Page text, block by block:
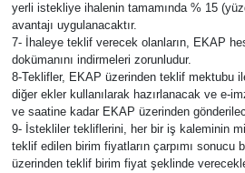
yerli istekliye ihalenin tamamında % 15
avantajı uygulanacaktır.
7- İhaleye teklif verecek olanların, EKAP
dokümanını indirmeleri zorunludur.
8-Teklifler, EKAP üzerinden teklif mektubu
diğer ekler kullanılarak hazırlanacak ve e-
ve saatine kadar EKAP üzerinden
9- İstekliler tekliflerini, her bir iş kaleminin
teklif edilen birim fiyatların çarpımı sonucu
üzerinden teklif birim fiyat şeklinde